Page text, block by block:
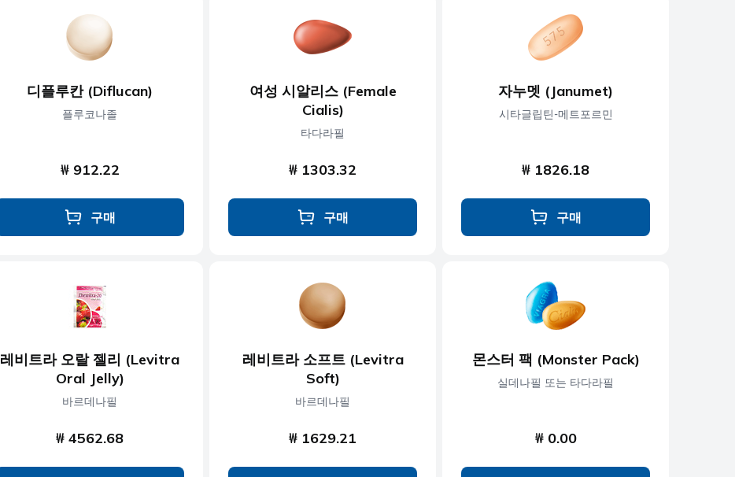
디플루칸 (Diflucan)
플루코나졸
₩ 912.22
구매
여성 시알리스 (Female
Cialis)
타다라필
₩ 1303.32
구매
자누멧 (Janumet)
시타글립틴-메트포르민
₩ 1826.18
구매
레비트라 오랄 젤리 (Levitra
Oral Jelly)
바르데나필
₩ 4562.68
레비트라 소프트 (Levitra
Soft)
바르데나필
₩ 1629.21
몬스터 팩 (Monster Pack)
실데나필 또는 타다라필
₩ 0.00